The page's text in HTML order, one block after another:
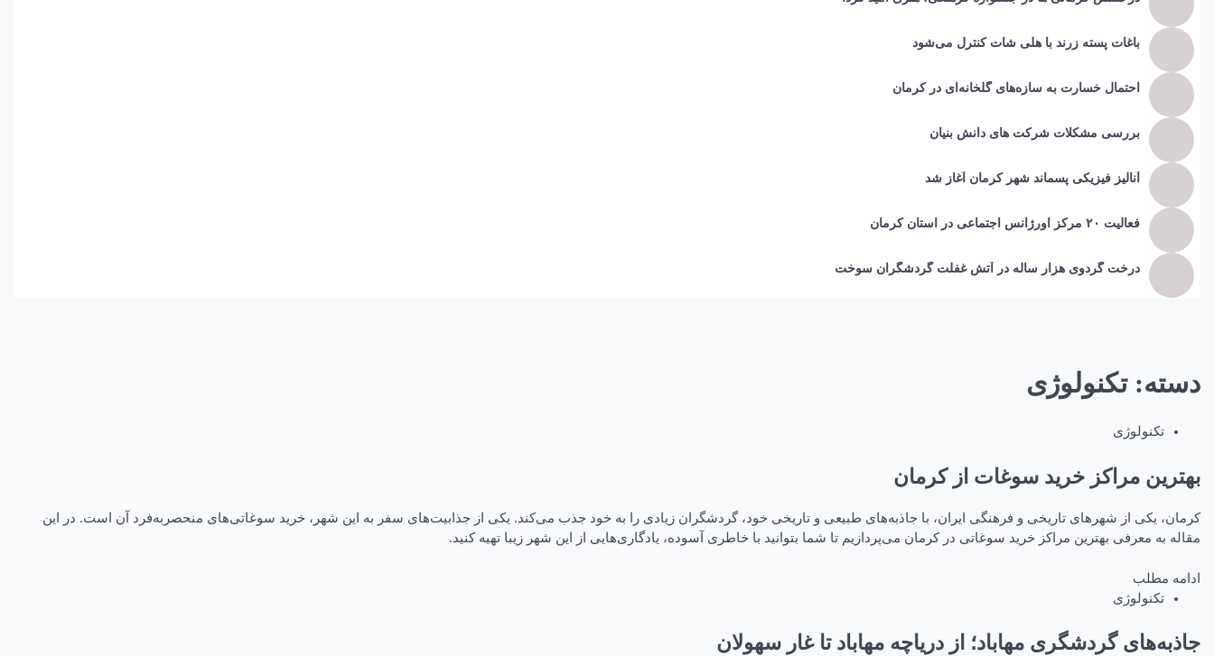
باغات پسته زرند با هلی شات کنترل می‌شود
احتمال خسارت به ساز‌ه‌های گلخانه‌ای در کرمان
بررسی مشکلات شرکت های دانش بنیان
آنالیز فیزیکی پسماند شهر کرمان آغاز شد
فعالیت ۲۰ مرکز اورژانس اجتماعی در استان کرمان
درخت گردوی هزار ساله در آتش غفلت گردشگران سوخت
دسته:تکنولوژی
تکنولوژی
بهترین مراکز خرید سوغات از کرمان
کرمان، یکی از شهرهای تاریخی و فرهنگی ایران، با جاذبه‌های طبیعی و تاریخی خود، گردشگران زیادی را به خود جذب می‌کند. یکی از جذابیت‌های سفر به این شهر، خرید سوغاتی‌های منحصربه‌فرد آن است. در این
مقاله به معرفی بهترین مراکز خرید سوغاتی در کرمان می‌پردازیم تا شما بتوانید با خاطری آسوده، یادگاری‌هایی از این شهر زیبا تهیه کنید.
ادامه مطلب
تکنولوژی
جاذبه‌های گردشگری مهاباد؛ از دریاچه مهاباد تا غار سهولان